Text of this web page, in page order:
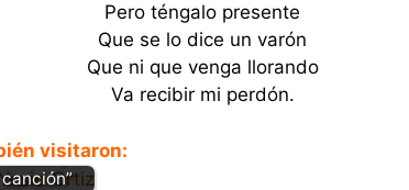
Pero téngalo presente
Que se lo dice un varón
Que ni que venga llorando
Va recibir mi perdón.
visitaron:
“Letra y
canción”